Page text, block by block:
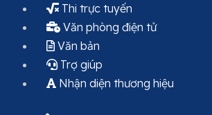
Thi trực tuyến
Văn phòng điện tử
Văn bản
Trợ giúp
Nhận diện thương hiệu